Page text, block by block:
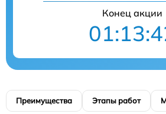
Конец акции
Преимущества Этапы работ